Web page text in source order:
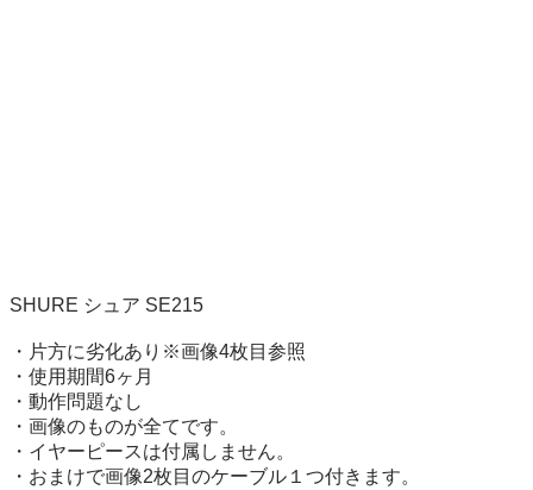
SHURE シュア SE215
・片方に劣化あり※画像4枚目参照
・使用期間6ヶ月
・動作問題なし
・画像のものが全てです。
・イヤーピースは付属しません。
・おまけで画像2枚目のケーブル１つ付きます。